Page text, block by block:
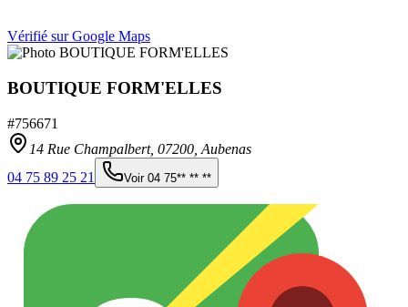
Vérifié sur Google Maps
BOUTIQUE FORM'ELLES
#756671
14 Rue Champalbert, 07200 Aubenas
04 75 89 25 21
Voir 04 75** ** **